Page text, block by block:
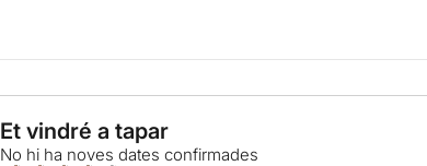
Et vindré a tapar
No hi ha noves dates confirmades